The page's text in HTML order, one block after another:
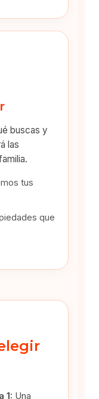
buscas y
las
tus
que
1: Una